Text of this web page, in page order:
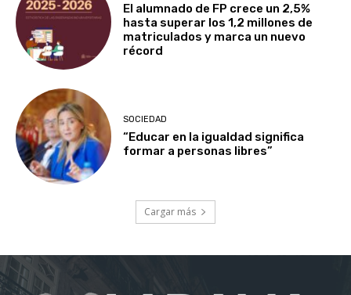
El alumnado de FP crece un 2,5%
hasta superar los 1,2 millones de
matriculados y marca un nuevo
récord
SOCIEDAD
“Educar en la igualdad significa
formar a personas libres”
Cargar más